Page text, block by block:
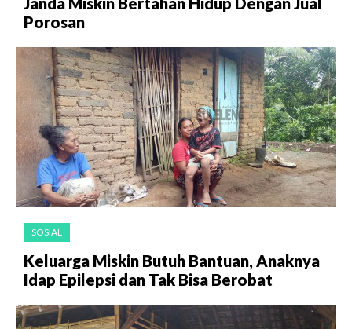
Porosan
SOSIAL
Keluarga Miskin Butuh Bantuan, Anaknya
Idap Epilepsi dan Tak Bisa Berobat